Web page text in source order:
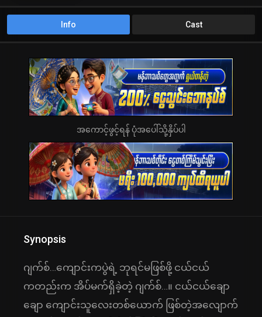
Info Cast
အကောင့်ဖွင့်ရန် ပုံအပေါ်သို့နှိပ်ပါ
Synopsis
ဂျက်စ်…ကျောင်းကပွဲရဲ့ ဘုရင်မဖြစ်ဖို့ ငယ်ငယ်
ကတည်းက အိပ်မက်ရှိခဲ့တဲ့ ဂျက်စ်…။ ငယ်ငယ်ချော
ချော ကျောင်းသူလေးတစ်ယောက် ဖြစ်တဲ့အလျောက်